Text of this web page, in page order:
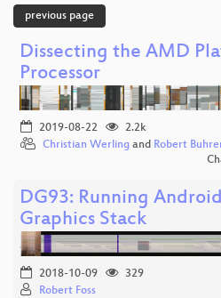
previous page
Dissecting the AMD
Processor
2019-08-22
2.2k
Christian Werling and Robert
DG93: Running
Graphics Stack
2018-10-09
329
Robert Foss